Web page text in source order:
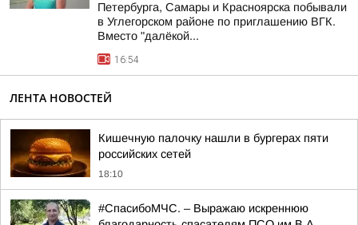
Петербурга, Самары и Красноярска побывали
в Углегорском районе по приглашению ВГК.
Вместо "далёкой...
16:54
ЛЕНТА НОВОСТЕЙ
Кишечную палочку нашли в бургерах пяти
российских сетей
18:10
#СпасибоМЧС. – Выражаю искреннюю